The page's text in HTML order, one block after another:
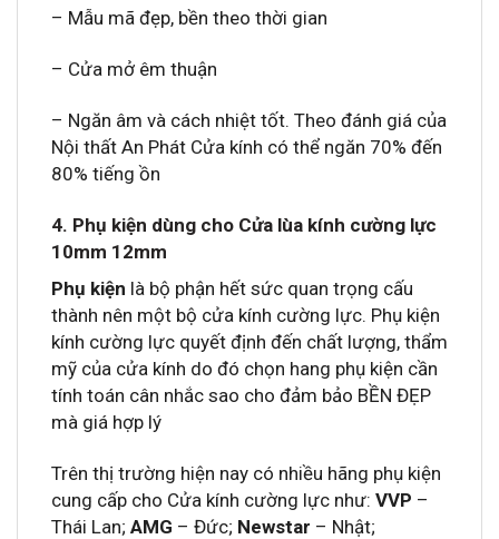
– Mẫu mã đẹp, bền theo thời gian
– Cửa mở êm thuận
– Ngăn âm và cách nhiệt tốt. Theo đánh giá của
Nội thất An Phát Cửa kính có thể ngăn 70% đến
80% tiếng ồn
4. Phụ kiện dùng cho Cửa lùa kính cường lực
10mm 12mm
Phụ kiện là bộ phận hết sức quan trọng cấu
thành nên một bộ cửa kính cường lực. Phụ kiện
kính cường lực quyết định đến chất lượng, thẩm
mỹ của cửa kính do đó chọn hang phụ kiện cần
tính toán cân nhắc sao cho đảm bảo BỀN ĐẸP
mà giá hợp lý
Trên thị trường hiện nay có nhiều hãng phụ kiện
cung cấp cho Cửa kính cường lực như: VVP –
Thái Lan; AMG – Đức; Newstar – Nhật;